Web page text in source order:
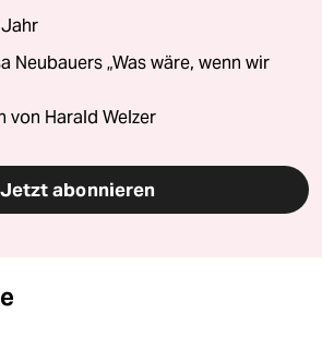
Neubauers „Was wäre, wenn wir
von Harald Welzer
Jetzt abonnieren